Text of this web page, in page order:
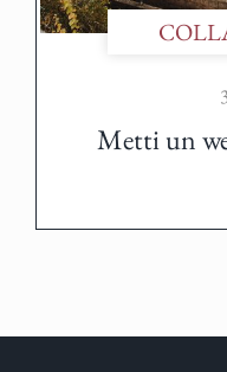
Metti un